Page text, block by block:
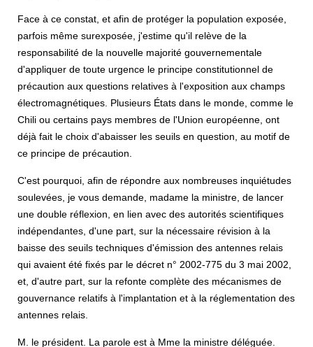
Face à ce constat, et afin de protéger la population exposée,
parfois même surexposée, j'estime qu'il relève de la
responsabilité de la nouvelle majorité gouvernementale
d'appliquer de toute urgence le principe constitutionnel de
précaution aux questions relatives à l'exposition aux champs
électromagnétiques. Plusieurs États dans le monde, comme le
Chili ou certains pays membres de l'Union européenne, ont
déjà fait le choix d'abaisser les seuils en question, au motif de
ce principe de précaution.
C'est pourquoi, afin de répondre aux nombreuses inquiétudes
soulevées, je vous demande, madame la ministre, de lancer
une double réflexion, en lien avec des autorités scientifiques
indépendantes, d'une part, sur la nécessaire révision à la
baisse des seuils techniques d'émission des antennes relais
qui avaient été fixés par le décret n° 2002-775 du 3 mai 2002,
et, d'autre part, sur la refonte complète des mécanismes de
gouvernance relatifs à l'implantation et à la réglementation des
antennes relais.
M. le président. La parole est à Mme la ministre déléguée.